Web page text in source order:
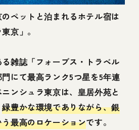
ペットと泊まれるホテル宿は
京」。
雑誌「フォーブス・トラベル
にて最高ランク5つ星を5年連
ンシュラ東京は、皇居外苑と
緑豊かな環境でありながら、銀
最高のロケーションです。